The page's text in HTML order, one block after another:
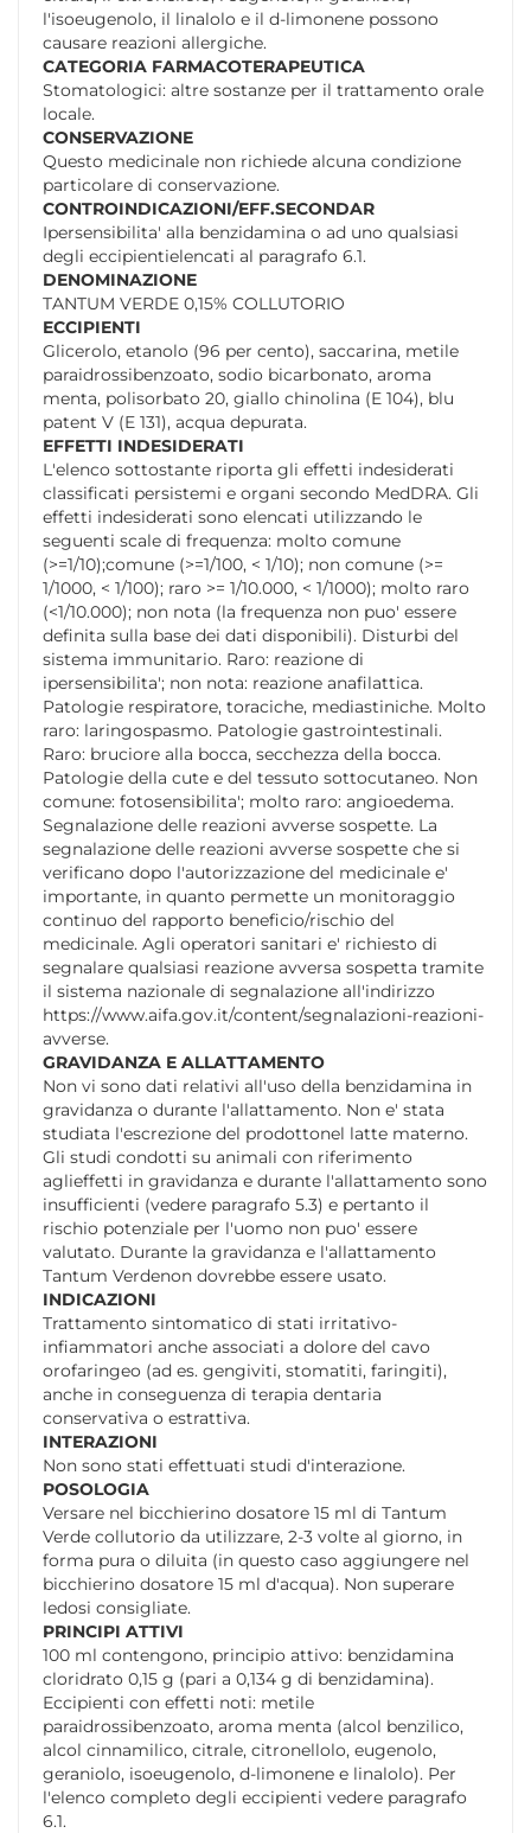
l'isoeugenolo, il linalolo e il d-limonene possono
causare reazioni allergiche.
CATEGORIA FARMACOTERAPEUTICA
Stomatologici: altre sostanze per il trattamento orale
locale.
CONSERVAZIONE
Questo medicinale non richiede alcuna condizione
particolare di conservazione.
CONTROINDICAZIONI/EFF.SECONDAR
Ipersensibilita' alla benzidamina o ad uno qualsiasi
degli eccipientielencati al paragrafo 6.1.
DENOMINAZIONE
TANTUM VERDE 0,15% COLLUTORIO
ECCIPIENTI
Glicerolo, etanolo (96 per cento), saccarina, metile
paraidrossibenzoato, sodio bicarbonato, aroma
menta, polisorbato 20, giallo chinolina (E 104), blu
patent V (E 131), acqua depurata.
EFFETTI INDESIDERATI
L'elenco sottostante riporta gli effetti indesiderati
classificati persistemi e organi secondo MedDRA. Gli
effetti indesiderati sono elencati utilizzando le
seguenti scale di frequenza: molto comune
(>=1/10);comune (>=1/100, < 1/10); non comune (>=
1/1000, < 1/100); raro >= 1/10.000, < 1/1000); molto raro
(<1/10.000); non nota (la frequenza non puo' essere
definita sulla base dei dati disponibili). Disturbi del
sistema immunitario. Raro: reazione di
ipersensibilita'; non nota: reazione anafilattica.
Patologie respiratore, toraciche, mediastiniche. Molto
raro: laringospasmo. Patologie gastrointestinali.
Raro: bruciore alla bocca, secchezza della bocca.
Patologie della cute e del tessuto sottocutaneo. Non
comune: fotosensibilita'; molto raro: angioedema.
Segnalazione delle reazioni avverse sospette. La
segnalazione delle reazioni avverse sospette che si
verificano dopo l'autorizzazione del medicinale e'
importante, in quanto permette un monitoraggio
continuo del rapporto beneficio/rischio del
medicinale. Agli operatori sanitari e' richiesto di
segnalare qualsiasi reazione avversa sospetta tramite
il sistema nazionale di segnalazione all'indirizzo
https://www.aifa.gov.it/content/segnalazioni-reazioni-
avverse.
GRAVIDANZA E ALLATTAMENTO
Non vi sono dati relativi all'uso della benzidamina in
gravidanza o durante l'allattamento. Non e' stata
studiata l'escrezione del prodottonel latte materno.
Gli studi condotti su animali con riferimento
aglieffetti in gravidanza e durante l'allattamento sono
insufficienti (vedere paragrafo 5.3) e pertanto il
rischio potenziale per l'uomo non puo' essere
valutato. Durante la gravidanza e l'allattamento
Tantum Verdenon dovrebbe essere usato.
INDICAZIONI
Trattamento sintomatico di stati irritativo-
infiammatori anche associati a dolore del cavo
orofaringeo (ad es. gengiviti, stomatiti, faringiti),
anche in conseguenza di terapia dentaria
conservativa o estrattiva.
INTERAZIONI
Non sono stati effettuati studi d'interazione.
POSOLOGIA
Versare nel bicchierino dosatore 15 ml di Tantum
Verde collutorio da utilizzare, 2-3 volte al giorno, in
forma pura o diluita (in questo caso aggiungere nel
bicchierino dosatore 15 ml d'acqua). Non superare
ledosi consigliate.
PRINCIPI ATTIVI
100 ml contengono, principio attivo: benzidamina
cloridrato 0,15 g (pari a 0,134 g di benzidamina).
Eccipienti con effetti noti: metile
paraidrossibenzoato, aroma menta (alcol benzilico,
alcol cinnamilico, citrale, citronellolo, eugenolo,
geraniolo, isoeugenolo, d-limonene e linalolo). Per
l'elenco completo degli eccipienti vedere paragrafo
6.1.